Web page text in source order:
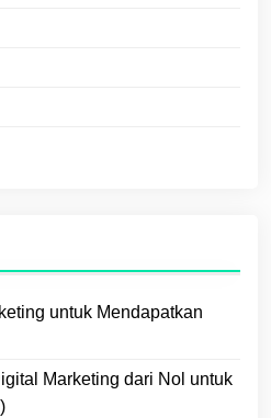
untuk Mendapatkan
Marketing dari Nol untuk